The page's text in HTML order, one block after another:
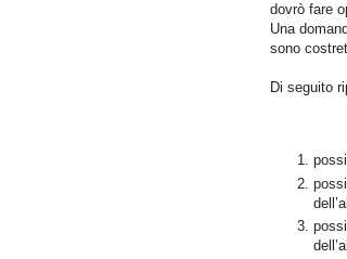
dovrò fare
Una
sono
Di seguito